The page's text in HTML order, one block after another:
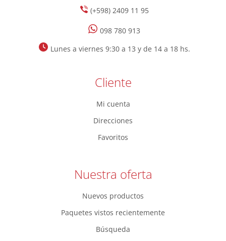
(+598) 2409 11 95
098 780 913
Lunes a viernes 9:30 a 13 y de 14 a 18 hs.
Cliente
Mi cuenta
Direcciones
Favoritos
Nuestra oferta
Nuevos productos
Paquetes vistos recientemente
Búsqueda